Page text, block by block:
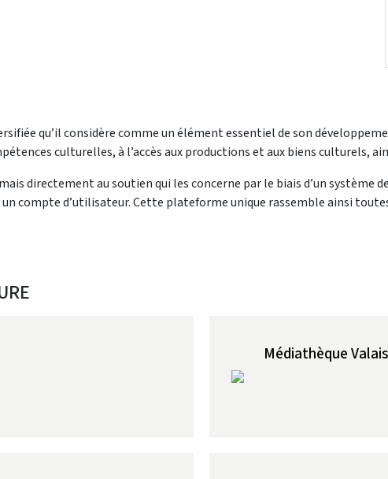
qu’il considère comme un élément essentiel de son
culturelles, à l’accès aux productions et aux biens culturels,
directement au soutien qui les concerne par le biais d’un
compte d’utilisateur. Cette plateforme unique rassemble ainsi
Médiathèque Valais